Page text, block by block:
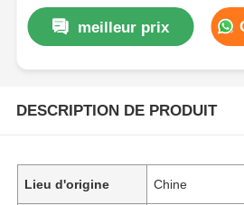
meilleur prix
DESCRIPTION DE PRODUIT
Lieu d'origine Chine